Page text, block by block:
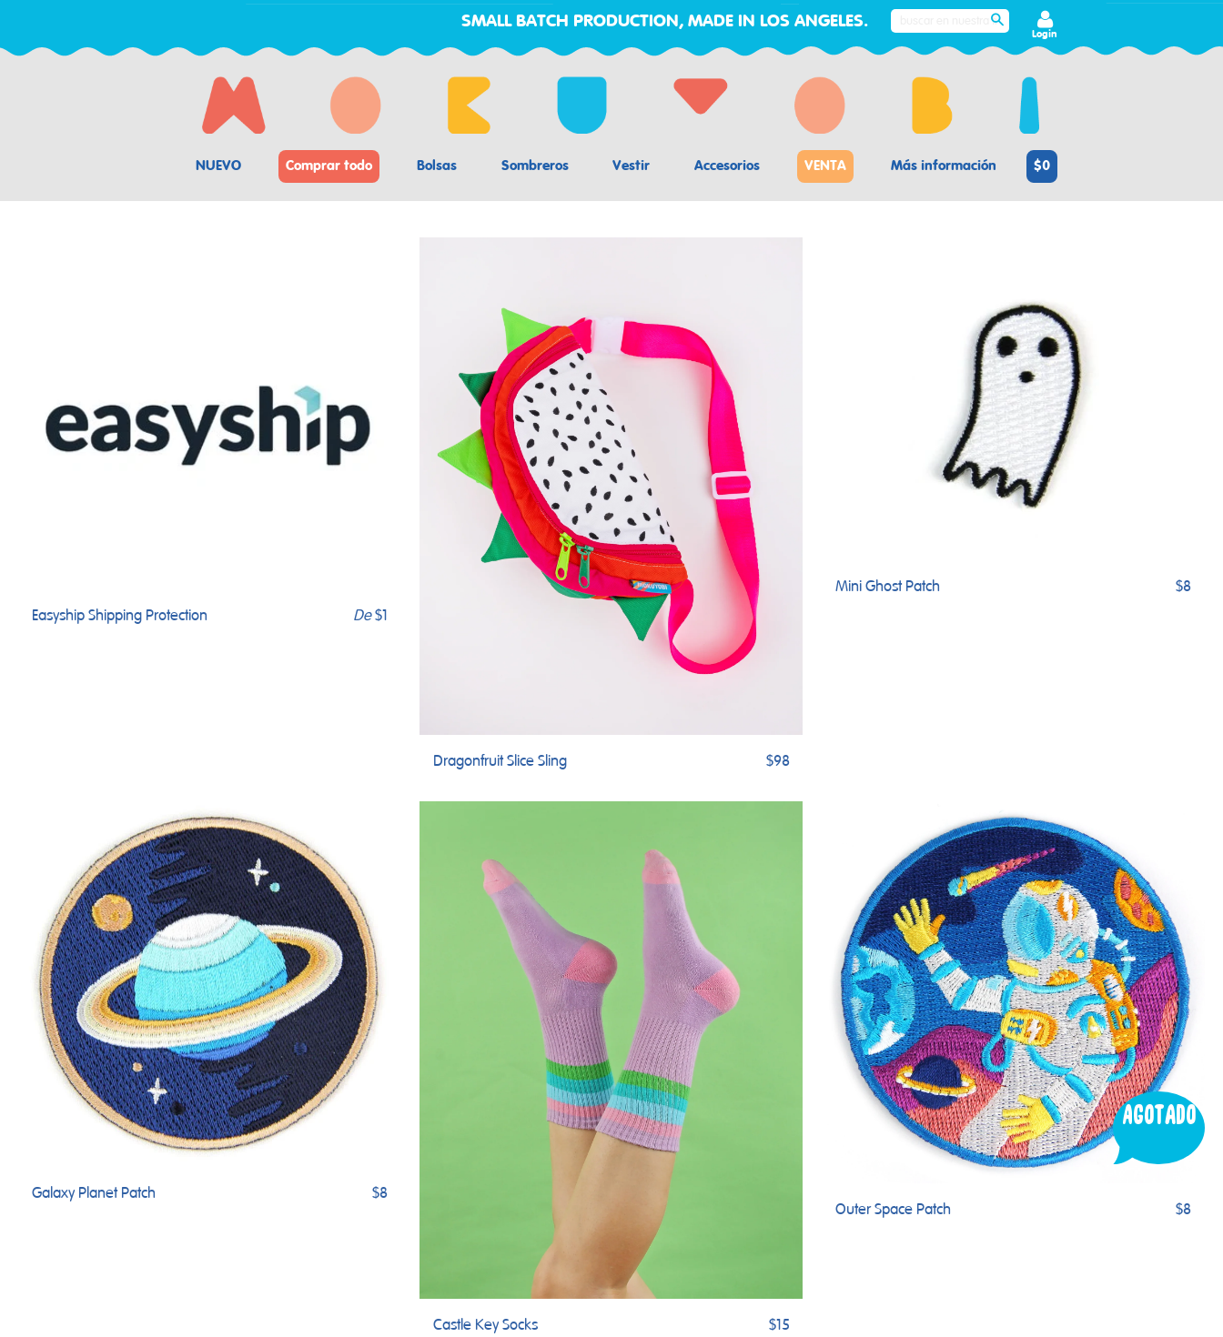
SMALL BATCH PRODUCTION, MADE IN LOS ANGELES. BUSCAR
Login
NUEVO Comprar todo Bolsas Sombreros Vestir Accesorios VENTA Más información $0
Easyship Shipping Protection De$1
Dragonfruit Slice Sling $98
Mini Ghost Patch $8
Galaxy Planet Patch $8
Castle Key Socks $15
Agotado
Outer Space Patch $8